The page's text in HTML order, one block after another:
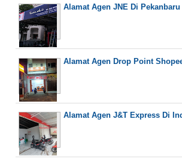
Alamat Agen JNE Di Pekanbaru
Alamat Agen Drop Point
Alamat Agen J&T Express Di